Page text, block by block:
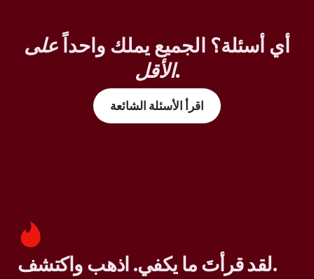
أي أسئلة؟ الجميع يملك واحداً على
الأقل.
اقرأ الأسئلة الشائعة
لقد قرأتَ ما يكفي. اذهب واكتشف.